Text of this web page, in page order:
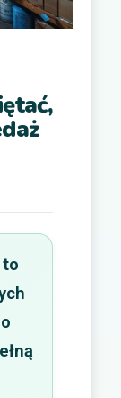
to